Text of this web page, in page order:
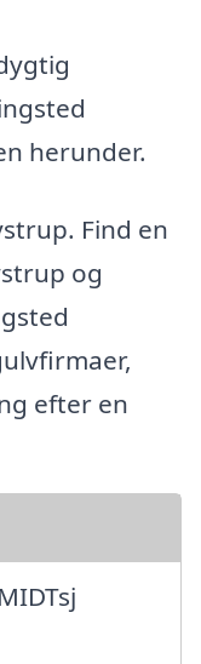
herunder.
Find en
og
efter en